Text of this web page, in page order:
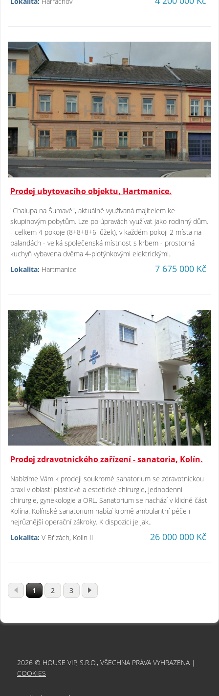
Prodej ubytovacího objektu, Hartmanice.
"Chalupa na Šumavě", aktuálně využívaná majitelem ke
skupinovým pobytům. Lze po úpravách využívat jako rodinný dům.
- celkem 4 pokoje (8+8+8+6 lůžek), v každém pokoji 2 místa na
palandách - velká společenská místnost s krbem - prostorná
kuchyň vybavena dvěma 4-plotýnkovými elektrickými..
Lokalita: Hartmanice 7 675 000 Kč
Prodej zdravotnického zařízení - sanatoria, Kolín.
Nabízíme Vám k prodeji soukromé sanatorium se zdravotnickou
praxí v oblasti plastické a estetické chirurgie, jednodenní
chirurgie, gynekologie a ORL. Sanatorium se nachází v klidné části
Kolína. Kolínské sanatorium nabízí kromě ambulantní péče i
nejrůznější operační zákroky. K dispozici je jak..
Lokalita: V Břízách, Kolín II 26 000 000 Kč
1 2 3
2026 © HOUSE VIP, S.R.O., VŠECHNA PRÁVA VYHRAZENA |
COOKIES